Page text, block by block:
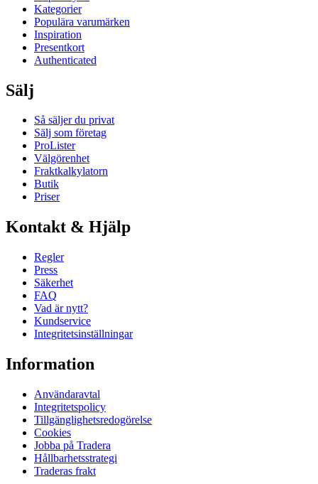
Kategorier
Populära varumärken
Inspiration
Presentkort
Authenticated
Sälj
Så säljer du privat
Sälj som företag
ProLister
Välgörenhet
Fraktkalkylatorn
Butik
Priser
Kontakt & Hjälp
Regler
Press
Säkerhet
FAQ
Vad är nytt?
Kundservice
Integritetsinställningar
Information
Användaravtal
Integritetspolicy
Tillgänglighetsredogörelse
Cookies
Jobba på Tradera
Hållbarhetsstrategi
Traderas frakt